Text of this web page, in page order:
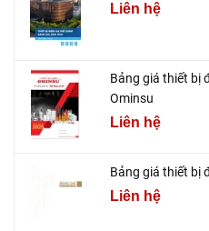
Liên hệ
Bảng giá thiết bị
Ominsu
Liên hệ
Bảng giá thiết bị
Liên hệ